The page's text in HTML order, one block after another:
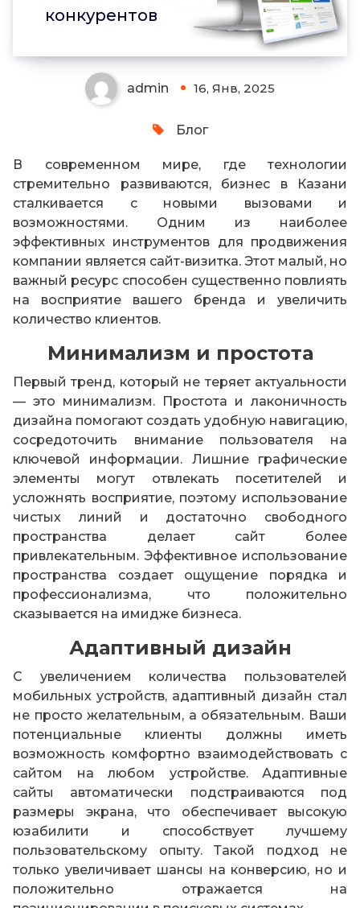
конкурентов
admin 16, Янв, 2025
Блог
В современном мире, где технологии
стремительно развиваются, бизнес в Казани
сталкивается с новыми вызовами и
возможностями. Одним из наиболее
эффективных инструментов для продвижения
компании является сайт-визитка. Этот малый, но
важный ресурс способен существенно повлиять
на восприятие вашего бренда и увеличить
количество клиентов.
Минимализм и простота
Первый тренд, который не теряет актуальности
— это минимализм. Простота и лаконичность
дизайна помогают создать удобную навигацию,
сосредоточить внимание пользователя на
ключевой информации. Лишние графические
элементы могут отвлекать посетителей и
усложнять восприятие, поэтому использование
чистых линий и достаточно свободного
пространства делает сайт более
привлекательным. Эффективное использование
пространства создает ощущение порядка и
профессионализма, что положительно
сказывается на имидже бизнеса.
Адаптивный дизайн
С увеличением количества пользователей
мобильных устройств, адаптивный дизайн стал
не просто желательным, а обязательным. Ваши
потенциальные клиенты должны иметь
возможность комфортно взаимодействовать с
сайтом на любом устройстве. Адаптивные
сайты автоматически подстраиваются под
размеры экрана, что обеспечивает высокую
юзабилити и способствует лучшему
пользовательскому опыту. Такой подход не
только увеличивает шансы на конверсию, но и
положительно отражается на